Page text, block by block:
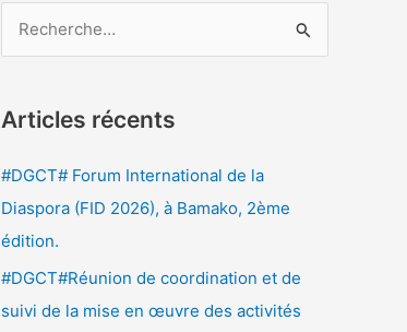
h
e
r
c
Articles récents
#DGCT# Forum International de la
Diaspora (FID 2026), à Bamako, 2ème
édition.
#DGCT#Réunion de coordination et de
suivi de la mise en œuvre des activités